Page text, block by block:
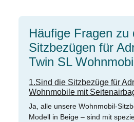
Häufige Fragen zu
Sitzbezügen für
Twin SL
1.Sind die Sitzbezüge für
Wohnmobile mit
Ja, alle unsere Wohnmobil-
Modell in Beige – sind mit